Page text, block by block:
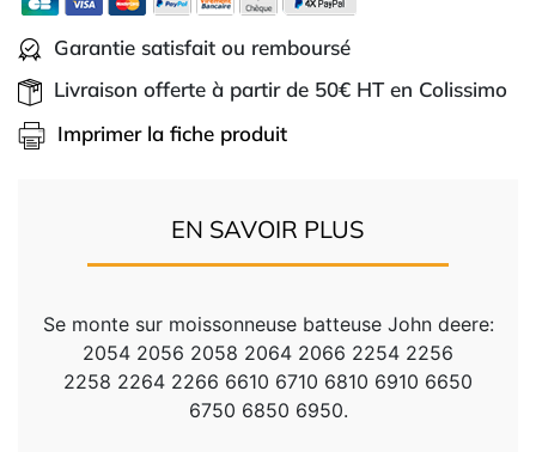
Garantie satisfait ou remboursé
Livraison offerte à partir de 50€ HT en Colissimo
Imprimer la fiche produit
EN SAVOIR PLUS
Se monte sur moissonneuse batteuse John deere:
2054 2056 2058 2064 2066 2254 2256
2258 2264 2266 6610 6710 6810 6910 6650
6750 6850 6950.